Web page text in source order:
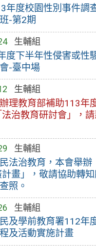
年度校園性別事件調
-第2期
生輔組
度下半年性侵害或性
-臺中場
生輔組
理教育部補助113年
治教育研討會」，請
生輔組
法治教育，本會舉辦
畫」，敬請協助轉
照。
生輔組
及學前教育署112年
及活動實施計畫